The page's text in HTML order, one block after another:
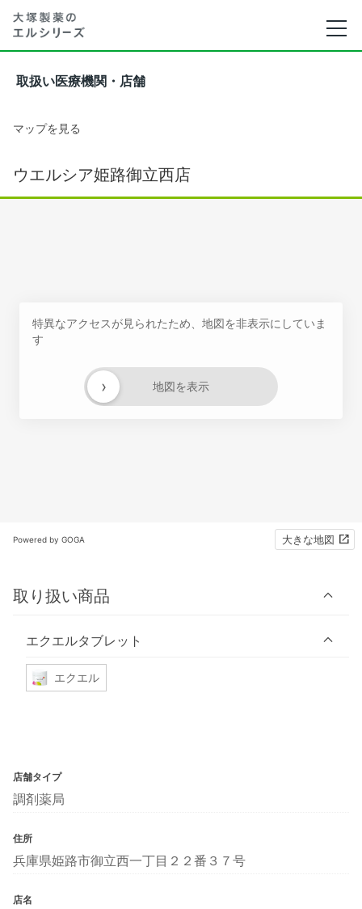
取扱い医療機関・店舗
マップを見る
ウエルシア姫路御立西店
特異なアクセスが見られたため、地図を非表示にしていま
す
地図を表示
›
Powered by GOGA 大きな地図
取り扱い商品
エクエルタブレット
エクエル
店舗タイプ
調剤薬局
住所
兵庫県姫路市御立西一丁目２２番３７号
店名